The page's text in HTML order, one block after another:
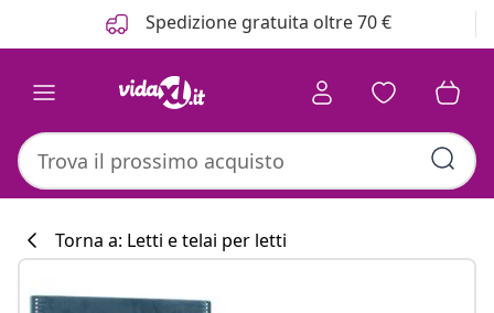
Spedizione gratuita oltre 70 €
Torna a: Letti e telai per letti